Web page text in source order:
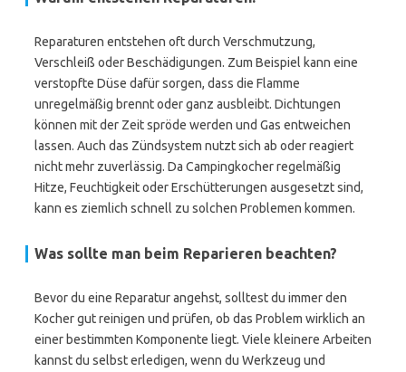
Reparaturen entstehen oft durch Verschmutzung,
Verschleiß oder Beschädigungen. Zum Beispiel kann eine
verstopfte Düse dafür sorgen, dass die Flamme
unregelmäßig brennt oder ganz ausbleibt. Dichtungen
können mit der Zeit spröde werden und Gas entweichen
lassen. Auch das Zündsystem nutzt sich ab oder reagiert
nicht mehr zuverlässig. Da Campingkocher regelmäßig
Hitze, Feuchtigkeit oder Erschütterungen ausgesetzt sind,
kann es ziemlich schnell zu solchen Problemen kommen.
Was sollte man beim Reparieren beachten?
Bevor du eine Reparatur angehst, solltest du immer den
Kocher gut reinigen und prüfen, ob das Problem wirklich an
einer bestimmten Komponente liegt. Viele kleinere Arbeiten
kannst du selbst erledigen, wenn du Werkzeug und